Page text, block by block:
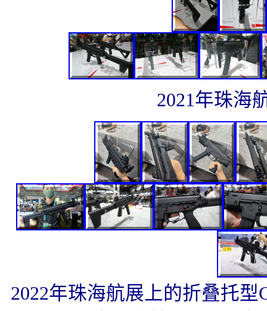
2021年珠海
2022年珠海航展上的折叠托型